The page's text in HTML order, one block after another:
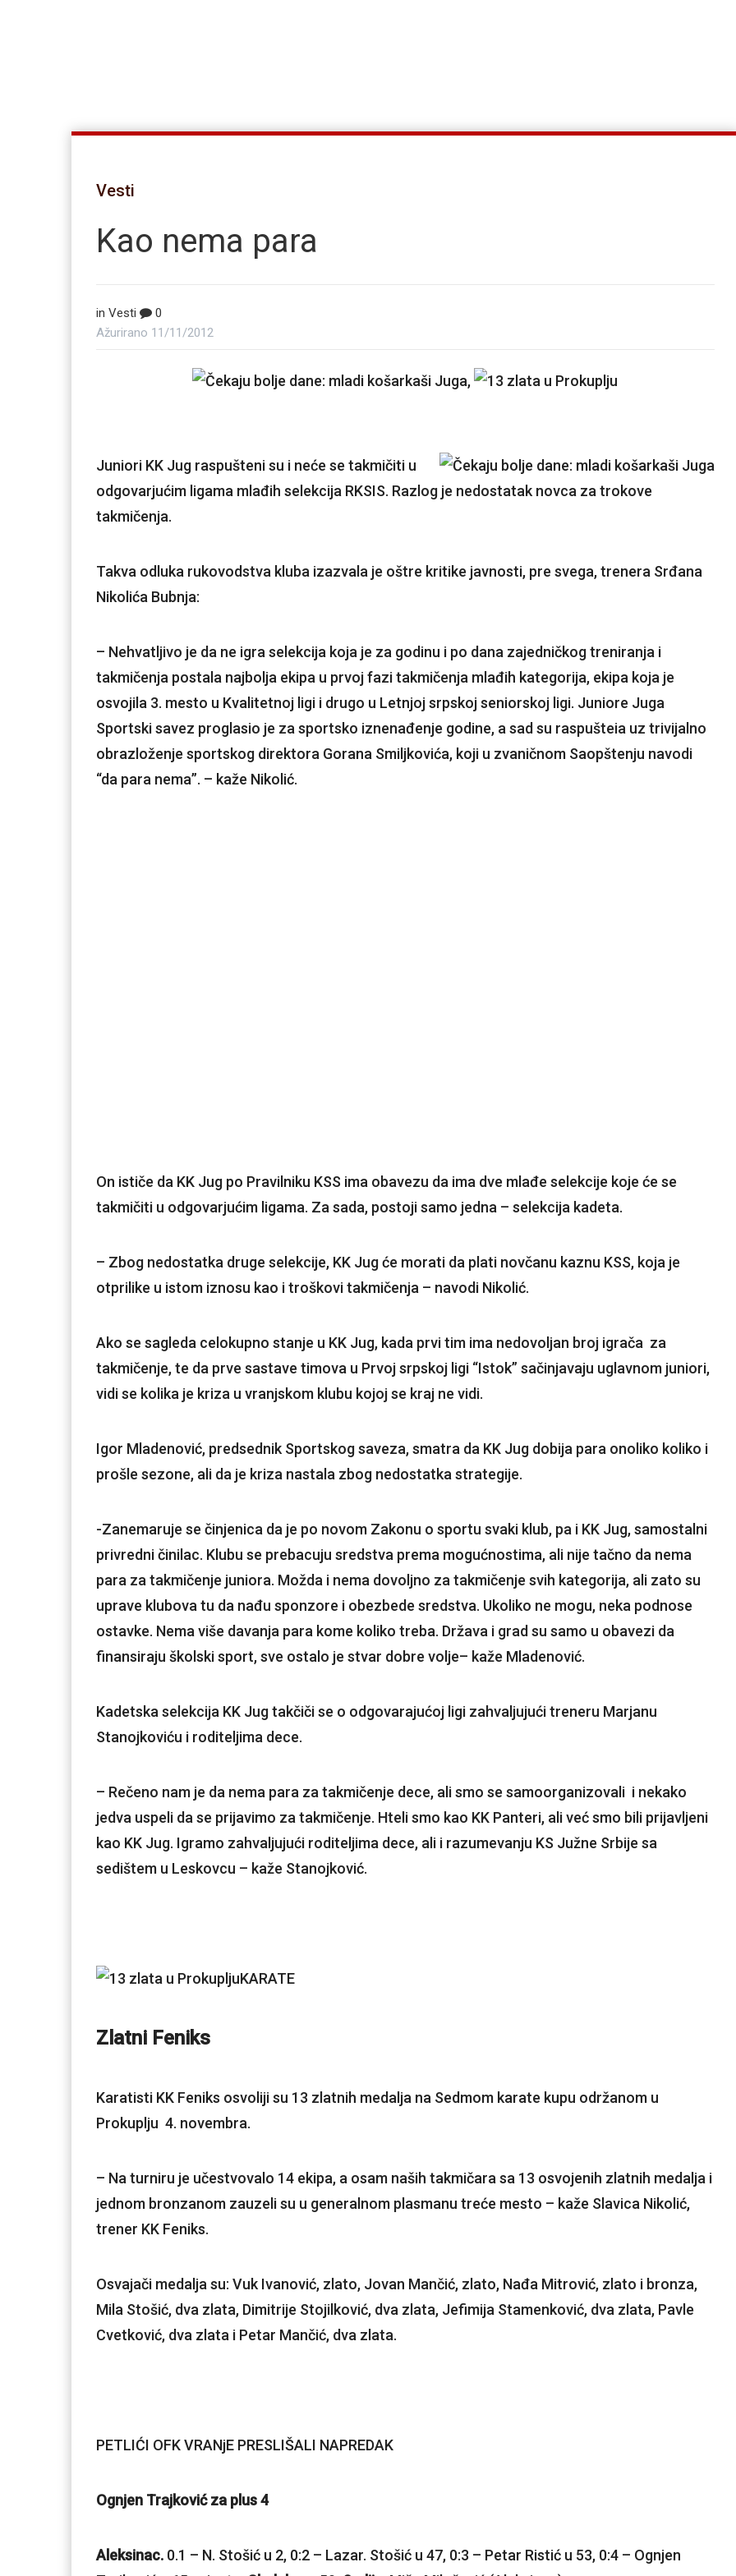
Vesti
Kao nema para
in Vesti
0
Ažurirano 11/11/2012
,
Juniori KK Jug raspušteni su i neće se takmičiti u
odgovarjućim ligama mlađih selekcija RKSIS. Razlog je nedostatak novca za trokove
takmičenja.
Takva odluka rukovodstva kluba izazvala je oštre kritike javnosti, pre svega, trenera Srđana
Nikolića Bubnja:
– Nehvatljivo je da ne igra selekcija koja je za godinu i po dana zajedničkog treniranja i
takmičenja postala najbolja ekipa u prvoj fazi takmičenja mlađih kategorija, ekipa koja je
osvojila 3. mesto u Kvalitetnoj ligi i drugo u Letnjoj srpskoj seniorskoj ligi. Juniore Juga
Sportski savez proglasio je za sportsko iznenađenje godine, a sad su raspušteia uz trivijalno
obrazloženje sportskog direktora Gorana Smiljkovića, koji u zvaničnom Saopštenju navodi
“da para nema”. – kaže Nikolić.
On ističe da KK Jug po Pravilniku KSS ima obavezu da ima dve mlađe selekcije koje će se
takmičiti u odgovarjućim ligama. Za sada, postoji samo jedna – selekcija kadeta.
– Zbog nedostatka druge selekcije, KK Jug će morati da plati novčanu kaznu KSS, koja je
otprilike u istom iznosu kao i troškovi takmičenja – navodi Nikolić.
Ako se sagleda celokupno stanje u KK Jug, kada prvi tim ima nedovoljan broj igrača za
takmičenje, te da prve sastave timova u Prvoj srpskoj ligi “Istok” sačinjavaju uglavnom juniori,
vidi se kolika je kriza u vranjskom klubu kojoj se kraj ne vidi.
Igor Mladenović, predsednik Sportskog saveza, smatra da KK Jug dobija para onoliko koliko i
prošle sezone, ali da je kriza nastala zbog nedostatka strategije.
-Zanemaruje se činjenica da je po novom Zakonu o sportu svaki klub, pa i KK Jug, samostalni
privredni činilac. Klubu se prebacuju sredstva prema mogućnostima, ali nije tačno da nema
para za takmičenje juniora. Možda i nema dovoljno za takmičenje svih kategorija, ali zato su
uprave klubova tu da nađu sponzore i obezbede sredstva. Ukoliko ne mogu, neka podnose
ostavke. Nema više davanja para kome koliko treba. Država i grad su samo u obavezi da
finansiraju školski sport, sve ostalo je stvar dobre volje– kaže Mladenović.
Kadetska selekcija KK Jug takčiči se o odgovarajućoj ligi zahvaljujući treneru Marjanu
Stanojkoviću i roditeljima dece.
– Rečeno nam je da nema para za takmičenje dece, ali smo se samoorganizovali i nekako
jedva uspeli da se prijavimo za takmičenje. Hteli smo kao KK Panteri, ali već smo bili prijavljeni
kao KK Jug. Igramo zahvaljujući roditeljima dece, ali i razumevanju KS Južne Srbije sa
sedištem u Leskovcu – kaže Stanojković.
KARATE
Zlatni Feniks
Karatisti KK Feniks osvoliji su 13 zlatnih medalja na Sedmom karate kupu održanom u
Prokuplju 4. novembra.
– Na turniru je učestvovalo 14 ekipa, a osam naših takmičara sa 13 osvojenih zlatnih medalja i
jednom bronzanom zauzeli su u generalnom plasmanu treće mesto – kaže Slavica Nikolić,
trener KK Feniks.
Osvajači medalja su: Vuk Ivanović, zlato, Jovan Mančić, zlato, Nađa Mitrović, zlato i bronza,
Mila Stošić, dva zlata, Dimitrije Stojilković, dva zlata, Jefimija Stamenković, dva zlata, Pavle
Cvetković, dva zlata i Petar Mančić, dva zlata.
PETLIĆI OFK VRANjE PRESLIŠALI NAPREDAK
Ognjen Trajković za plus 4
Aleksinac. 0.1 – N. Stošić u 2, 0:2 – Lazar. Stošić u 47, 0:3 – Petar Ristić u 53, 0:4 – Ognjen